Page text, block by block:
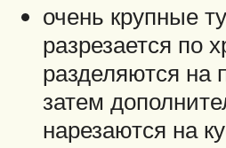
очень крупные
разрезается по
разделяются на
затем
нарезаются на